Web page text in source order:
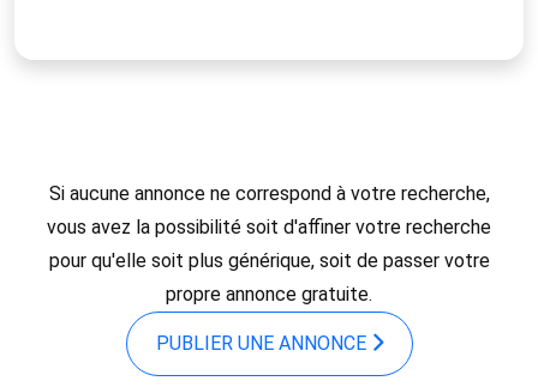
Si aucune annonce ne correspond à votre recherche,
vous avez la possibilité soit d'affiner votre recherche
pour qu'elle soit plus générique, soit de passer votre
propre annonce gratuite.
PUBLIER UNE ANNONCE